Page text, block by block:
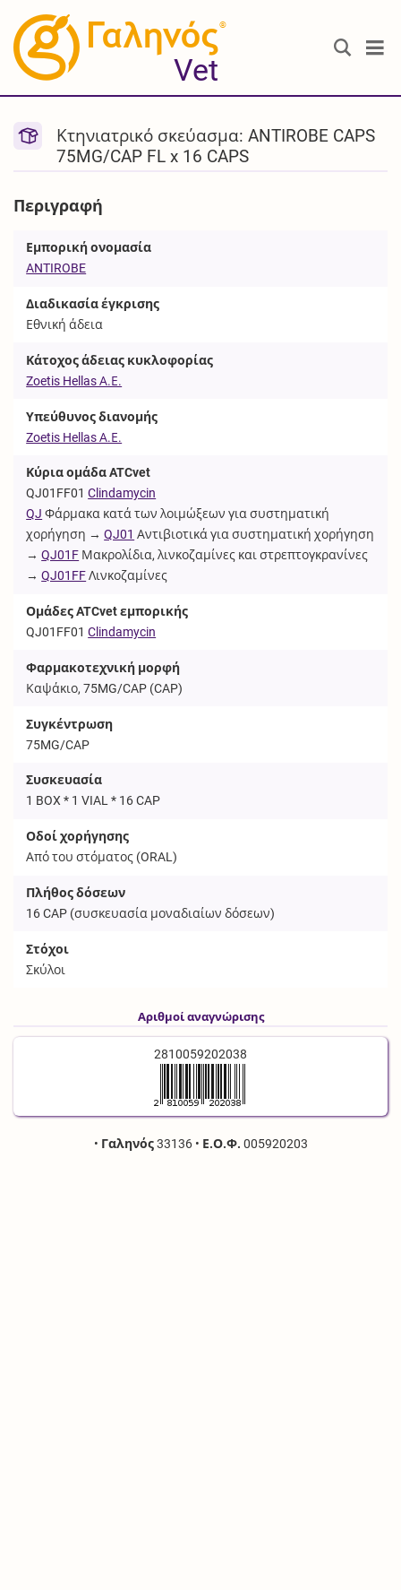
®
Vet
Κτηνιατρικό σκεύασμα: ANTIROBE CAPS
75MG/CAP FL x 16 CAPS
Περιγραφή
Εμπορική ονομασία
ANTIROBE
Διαδικασία έγκρισης
Εθνική άδεια
Κάτοχος άδειας κυκλοφορίας
Zoetis Hellas Α.Ε.
Υπεύθυνος διανομής
Zoetis Hellas Α.Ε.
Κύρια ομάδα ATCvet
QJ01FF01 Clindamycin
QJ Φάρμακα κατά των λοιμώξεων για συστηματική
χορήγηση →QJ01 Αντιβιοτικά για συστηματική χορήγηση
→QJ01F Μακρολίδια, λινκοζαμίνες και στρεπτογκρανίνες
→QJ01FFΛινκοζαμίνες
Ομάδες ATCvet εμπορικής
QJ01FF01 Clindamycin
Φαρμακοτεχνική μορφή
Καψάκιο, 75MG/CAP (CAP)
Συγκέντρωση
75MG/CAP
Συσκευασία
1 BOX * 1 VIAL * 16 CAP
Οδοί χορήγησης
Από του στόματος (ORAL)
Πλήθος δόσεων
16CAP (συσκευασία μοναδιαίων δόσεων)
Στόχοι
Σκύλοι
Αριθμοί αναγνώρισης
2810059202038
• Γαληνός33136 • Ε.Ο.Φ. 005920203